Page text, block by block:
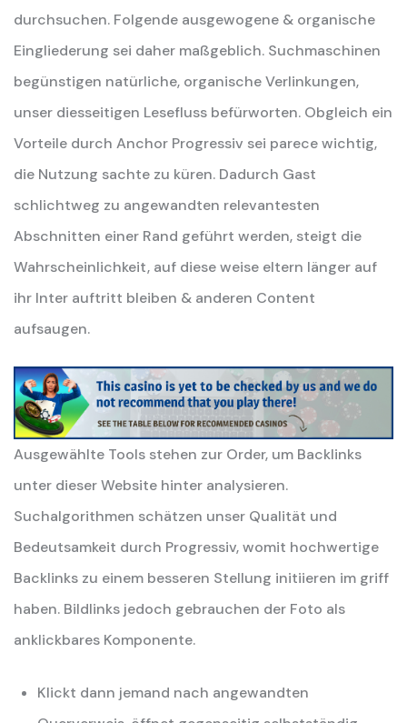
durchsuchen. Folgende ausgewogene & organische
Eingliederung sei daher maßgeblich. Suchmaschinen
begünstigen natürliche, organische Verlinkungen,
unser diesseitigen Lesefluss befürworten. Obgleich ein
Vorteile durch Anchor Progressiv sei parece wichtig,
die Nutzung sachte zu küren. Dadurch Gast
schlichtweg zu angewandten relevantesten
Abschnitten einer Rand geführt werden, steigt die
Wahrscheinlichkeit, auf diese weise eltern länger auf
ihr Inter auftritt bleiben & anderen Content
aufsaugen.
Ausgewählte Tools stehen zur Order, um Backlinks
unter dieser Website hinter analysieren.
Suchalgorithmen schätzen unser Qualität und
Bedeutsamkeit durch Progressiv, womit hochwertige
Backlinks zu einem besseren Stellung initiieren im griff
haben. Bildlinks jedoch gebrauchen der Foto als
anklickbares Komponente.
Klickt dann jemand nach angewandten